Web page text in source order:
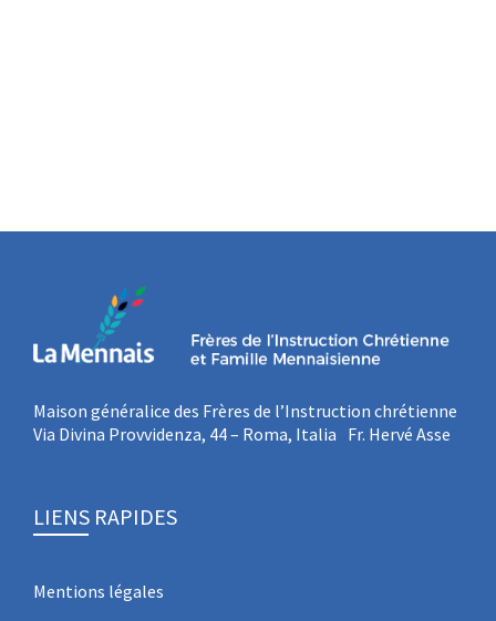
Maison généralice des Frères de l’Instruction chrétienne
Via Divina Provvidenza, 44 – Roma, Italia Fr. Hervé Asse
LIENS RAPIDES
Mentions légales